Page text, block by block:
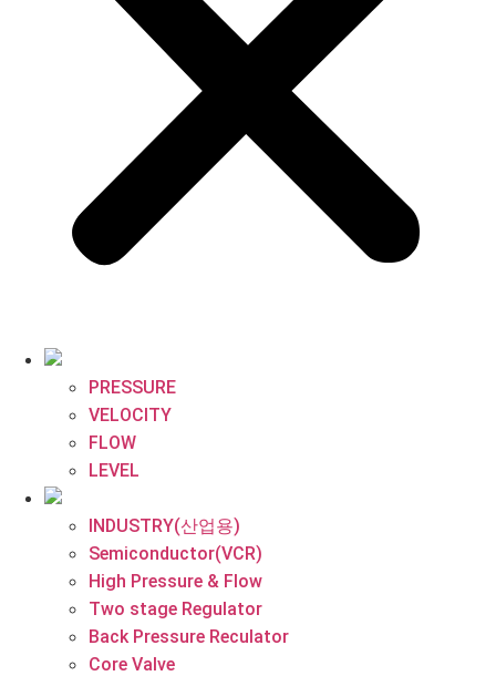
PRESSURE
VELOCITY
FLOW
LEVEL
INDUSTRY(산업용)
Semiconductor(VCR)
High Pressure & Flow
Two stage Regulator
Back Pressure Reculator
Core Valve